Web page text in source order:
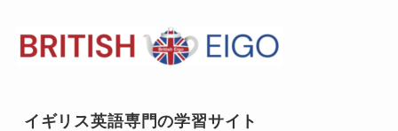
イギリス英語専門の学習サイト